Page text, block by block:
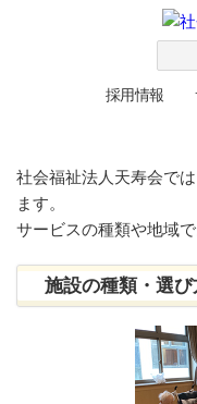
採用情報
社会福祉法人天寿会で
ます。
サービスの種類や地域
施設の種類・選び